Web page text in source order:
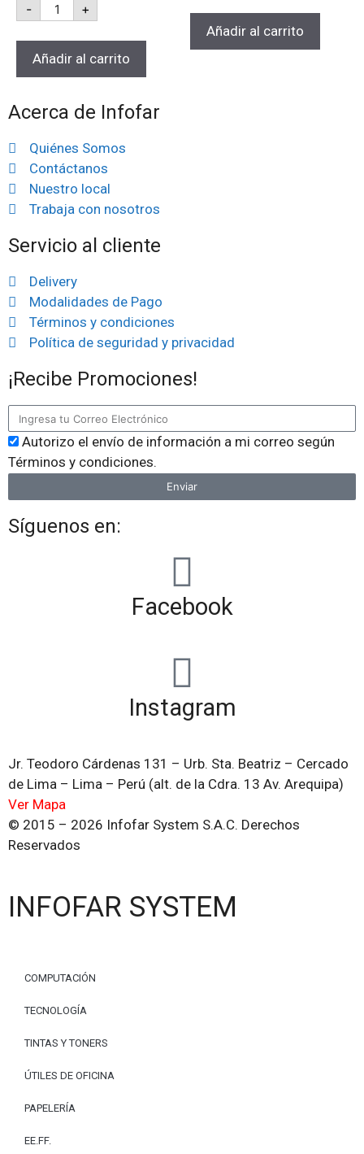
- +
Añadir al carrito
Añadir al carrito
Acerca de Infofar
Quiénes Somos
Contáctanos
Nuestro local
Trabaja con nosotros
Servicio al cliente
Delivery
Modalidades de Pago
Términos y condiciones
Política de seguridad y privacidad
¡Recibe Promociones!
Autorizo el envío de información a mi correo según
Términos y condiciones.
Enviar
Síguenos en:
Facebook
Instagram
Jr. Teodoro Cárdenas 131 – Urb. Sta. Beatriz – Cercado
de Lima – Lima – Perú (alt. de la Cdra. 13 Av. Arequipa)
Ver Mapa
© 2015 – 2026 Infofar System S.A.C. Derechos
Reservados
INFOFAR SYSTEM
COMPUTACIÓN
TECNOLOGÍA
TINTAS Y TONERS
ÚTILES DE OFICINA
PAPELERÍA
EE.FF.